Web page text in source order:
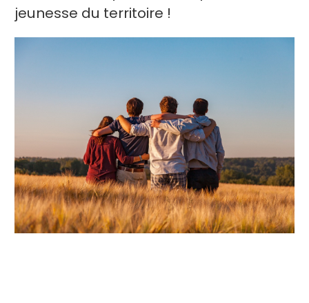
jeunesse du territoire !